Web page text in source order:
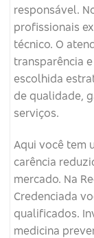
responsável.
profissionais
técnico. O
transparência
escolhida
de qualidade,
serviços.
Aqui você tem
carência
mercado. Na
Credenciada
qualificados.
medicina